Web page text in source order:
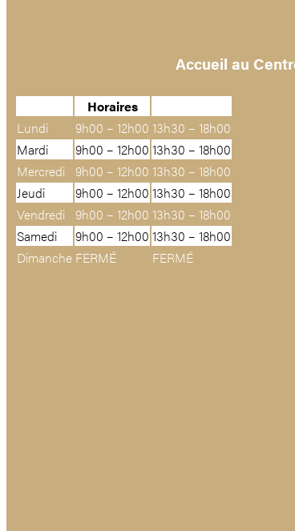
Accueil au
Horaires
Lundi
9h00 – 12h00 13h30 – 18h00
Mardi
9h00 – 12h00 13h30 – 18h00
Mercredi
9h00 – 12h00 13h30 – 18h00
Jeudi
9h00 – 12h00 13h30 – 18h00
Vendredi
9h00 – 12h00 13h30 – 18h00
Samedi
9h00 – 12h00 13h30 – 18h00
Dimanche FERMÉ FERMÉ